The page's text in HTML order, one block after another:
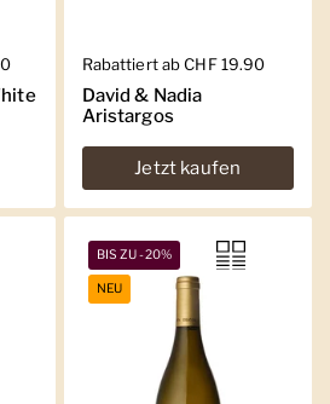
Regulärer Preis
Rabattiert ab CHF 19.90
David & Nadia
Aristargos
Jetzt kaufen
BIS ZU -20%
NEU